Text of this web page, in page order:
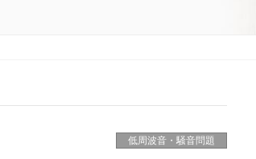
低周波音・騒音問題